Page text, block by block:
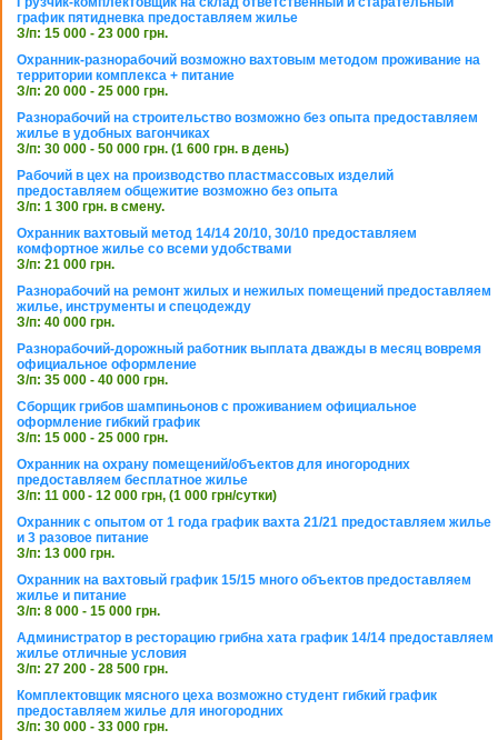
график пятидневка предоставляем жилье
З/п: 15 000 - 23 000 грн.
Охранник-разнорабочий возможно вахтовым методом проживание на
территории комплекса + питание
З/п: 20 000 - 25 000 грн.
Разнорабочий на строительство возможно без опыта предоставляем
жилье в удобных вагончиках
З/п: 30 000 - 50 000 грн. (1 600 грн. в день)
Рабочий в цех на производство пластмассовых изделий
предоставляем общежитие возможно без опыта
З/п: 1 300 грн. в смену.
Охранник вахтовый метод 14/14 20/10, 30/10 предоставляем
комфортное жилье со всеми удобствами
З/п: 21 000 грн.
Разнорабочий на ремонт жилых и нежилых помещений предоставляем
жилье, инструменты и спецодежду
З/п: 40 000 грн.
Разнорабочий-дорожный работник выплата дважды в месяц вовремя
официальное оформление
З/п: 35 000 - 40 000 грн.
Сборщик грибов шампиньонов с проживанием официальное
оформление гибкий график
З/п: 15 000 - 25 000 грн.
Охранник на охрану помещений/объектов для иногородних
предоставляем бесплатное жилье
З/п: 11 000 - 12 000 грн, (1 000 грн/сутки)
Охранник с опытом от 1 года график вахта 21/21 предоставляем жилье
и 3 разовое питание
З/п: 13 000 грн.
Охранник на вахтовый график 15/15 много объектов предоставляем
жилье и питание
З/п: 8 000 - 15 000 грн.
Администратор в ресторацию грибна хата график 14/14 предоставляем
жилье отличные условия
З/п: 27 200 - 28 500 грн.
Комплектовщик мясного цеха возможно студент гибкий график
предоставляем жилье для иногородних
З/п: 30 000 - 33 000 грн.